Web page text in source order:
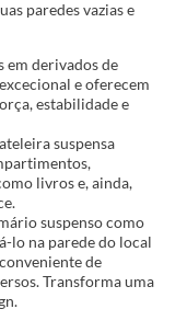
paredes vazias e
em derivados de
e oferecem
estabilidade e
suspensa
livros e, ainda,
suspenso como
lo na parede do local
de
Transforma uma